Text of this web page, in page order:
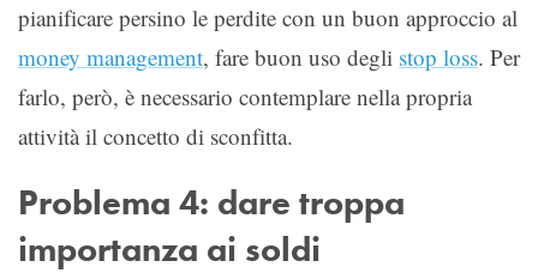
pianificare persino le perdite con un buon approccio al
money management, fare buon uso degli stop loss. Per
farlo, però, è necessario contemplare nella propria
attività il concetto di sconfitta.
Problema 4: dare troppa
importanza ai soldi